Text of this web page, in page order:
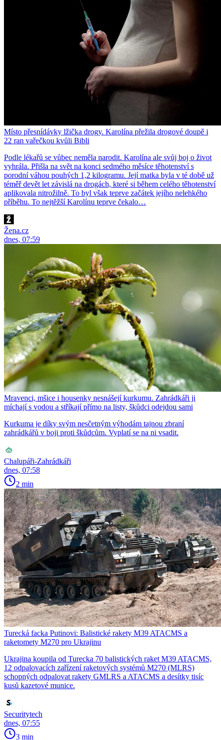
Místo přesnídávky lžička drogy. Karolína přežila drogové doupě i
22 ran vařečkou kvůli Bibli
Podle lékařů se vůbec neměla narodit. Karolína ale svůj boj o život
vyhrála. Přišla na svět na konci sedmého měsíce těhotenství s
porodní váhou pouhých 1,2 kilogramu. Její matka byla v té době už
téměř devět let závislá na drogách, které si během celého těhotenství
aplikovala nitrožilně. To byl však teprve začátek jejího nelehkého
příběhu. To nejtěžší Karolínu teprve čekalo…
Žena.cz
dnes, 07:59
Mravenci, mšice i housenky nesnášejí kurkumu. Zahrádkáři ji
míchají s vodou a stříkají přímo na listy, škůdci odejdou sami
Kurkuma je díky svým nesčetným výhodám tajnou zbraní
zahrádkářů v boji proti škůdcům. Vyplatí se na ni vsadit.
Chalupáři-Zahrádkáři
dnes, 07:58
2 min
Turecká facka Putinovi: Balistické rakety M39 ATACMS a
raketomety M270 pro Ukrajinu
Ukrajina koupila od Turecka 70 balistických raket M39 ATACMS,
12 odpalovacích zařízení raketových systémů M270 (MLRS)
schopných odpalovat rakety GMLRS a ATACMS a desítky tisíc
kusů kazetové munice.
Securitytech
dnes, 07:55
3 min